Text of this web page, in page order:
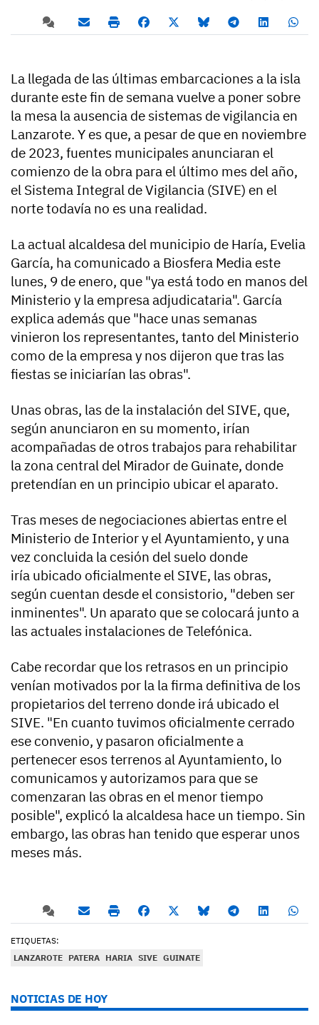
La llegada de las últimas embarcaciones a la isla
durante este fin de semana vuelve a poner sobre
la mesa la ausencia de sistemas de vigilancia en
Lanzarote. Y es que, a pesar de que en noviembre
de 2023, fuentes municipales anunciaran el
comienzo de la obra para el último mes del año,
el Sistema Integral de Vigilancia (SIVE) en el
norte todavía no es una realidad.
La actual alcaldesa del municipio de Haría, Evelia
García, ha comunicado a Biosfera Media este
lunes, 9 de enero, que "ya está todo en manos del
Ministerio y la empresa adjudicataria". García
explica además que "hace unas semanas
vinieron los representantes, tanto del Ministerio
como de la empresa y nos dijeron que tras las
fiestas se iniciarían las obras".
Unas obras, las de la instalación del SIVE, que,
según anunciaron en su momento, irían
acompañadas de otros trabajos para rehabilitar
la zona central del Mirador de Guinate, donde
pretendían en un principio ubicar el aparato.
Tras meses de negociaciones abiertas entre el
Ministerio de Interior y el Ayuntamiento, y una
vez concluida la cesión del suelo donde
iría ubicado oficialmente el SIVE, las obras,
según cuentan desde el consistorio, "deben ser
inminentes". Un aparato que se colocará junto a
las actuales instalaciones de Telefónica.
Cabe recordar que los retrasos en un principio
venían motivados por la la firma definitiva de los
propietarios del terreno donde irá ubicado el
SIVE. "En cuanto tuvimos oficialmente cerrado
ese convenio, y pasaron oficialmente a
pertenecer esos terrenos al Ayuntamiento, lo
comunicamos y autorizamos para que se
comenzaran las obras en el menor tiempo
posible", explicó la alcaldesa hace un tiempo. Sin
embargo, las obras han tenido que esperar unos
meses más.
ETIQUETAS:
LANZAROTE PATERA HARIA SIVE GUINATE
NOTICIAS DE HOY